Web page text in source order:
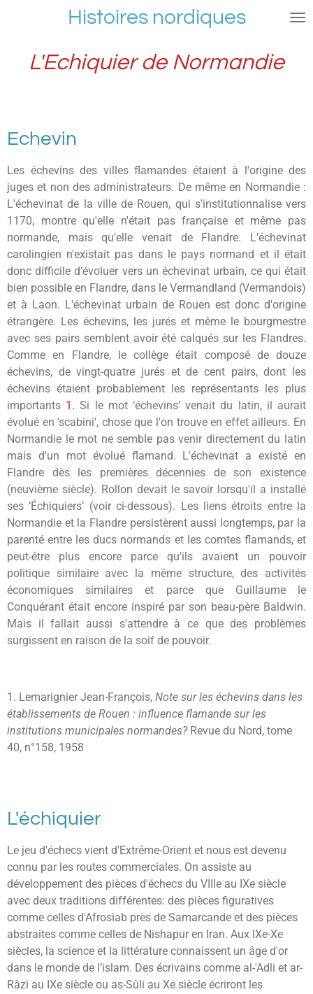
principal
Histoires nordiques
L'Echiquier de Normandie
Echevin
Les échevins des villes flamandes étaient à l'origine des
juges et non des administrateurs. De même en Normandie :
L'échevinat de la ville de Rouen, qui s'institutionnalise vers
1170, montre qu'elle n'était pas française et même pas
normande, mais qu'elle venait de Flandre. L'échevinat
carolingien n'existait pas dans le pays normand et il était
donc difficile d'évoluer vers un échevinat urbain, ce qui était
bien possible en Flandre, dans le Vermandland (Vermandois)
et à Laon. L'échevinat urbain de Rouen est donc d'origine
étrangère. Les échevins, les jurés et même le bourgmestre
avec ses pairs semblent avoir été calqués sur les Flandres.
Comme en Flandre, le collège était composé de douze
échevins, de vingt-quatre jurés et de cent pairs, dont les
échevins étaient probablement les représentants les plus
importants 1.Si le mot ‘échevins’ venait du latin, il aurait
évolué en 'scabini', chose que l'on trouve en effet ailleurs. En
Normandie le mot ne semble pas venir directement du latin
mais d'un mot évolué flamand. L'échevinat a existé en
Flandre dès les premières décennies de son existence
(neuvième siècle). Rollon devait le savoir lorsqu'il a installé
ses ‘Échiquiers’ (voir ci-dessous). Les liens étroits entre la
Normandie et la Flandre persistèrent aussi longtemps, par la
parenté entre les ducs normands et les comtes flamands, et
peut-être plus encore parce qu'ils avaient un pouvoir
politique similaire avec la même structure, des activités
économiques similaires et parce que Guillaume le
Conquérant était encore inspiré par son beau-père Baldwin.
Mais il fallait aussi s'attendre à ce que des problèmes
surgissent en raison de la soif de pouvoir.
1. Lemarignier Jean-François, Note sur les échevins dans les
établissements de Rouen : influence flamande sur les
institutions municipales normandes?Revue du Nord, tome
40, n°158, 1958
L'échiquier
Le jeu d'échecs vient d'Extrême-Orient et nous est devenu
connu par les routes commerciales. On assiste au
développement des pièces d'échecs du VIIIe au IXe siècle
avec deux traditions différentes: des pièces figuratives
comme celles d'Afrosiab près de Samarcande et des pièces
abstraites comme celles de Nishapur en Iran. Aux IXe-Xe
siècles, la science et la littérature connaissent un âge d'or
dans le monde de l’islam. Des écrivains comme al-'Adli et ar-
Râzi au IXe siècle ou as-Sûli au Xe siècle écriront les